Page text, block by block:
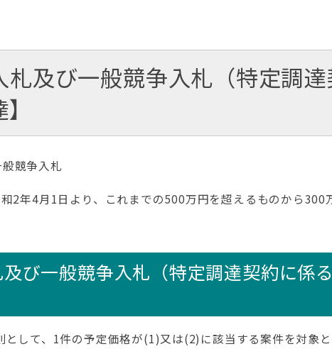
及び一般競争入札（特定調達
競争入札
2年4月1日より、これまでの500万円を超えるものから300
び一般競争入札（特定調達契約に係
して、1件の予定価格が(1)又は(2)に該当する案件を対象